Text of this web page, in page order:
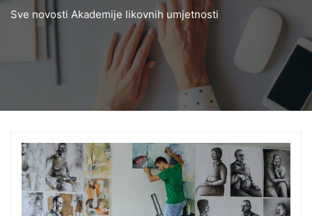
Sve novosti Akademije likovnih umjetnosti